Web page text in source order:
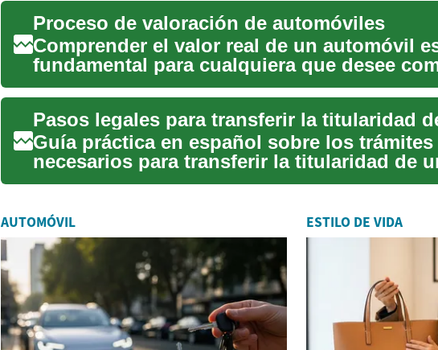
Proceso de valoración de automóviles
Comprender el valor real de un automóvil
fundamental para cualquiera que desee
asegurar o incluso...
Guía práctica en español sobre los trámites
necesarios para transferir la titularidad de
recupera...
AUTOMÓVIL ESTILO DE VIDA